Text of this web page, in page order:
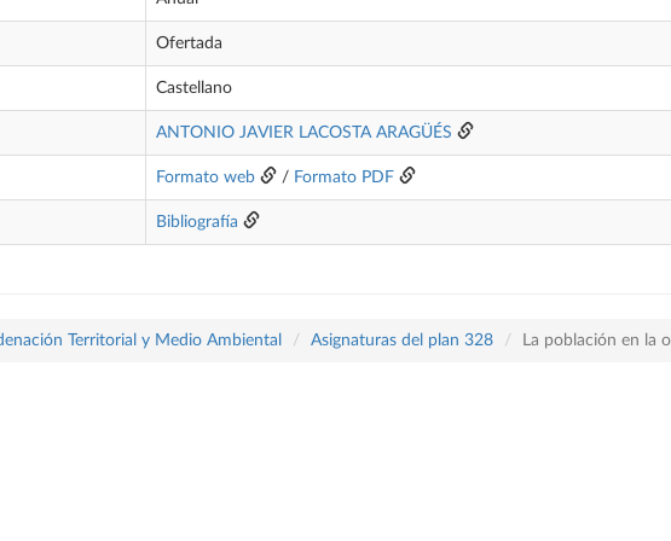
Ofertada
Castellano
ANTONIO JAVIER LACOSTA ARAGÜÉS
Formato web / Formato PDF
Bibliografía
Territorial y Medio Ambiental Asignaturas del plan 328 La población en la